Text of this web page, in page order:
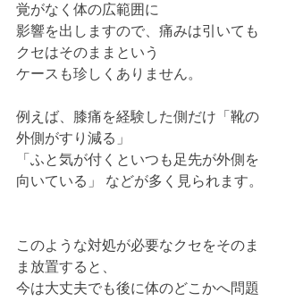
覚がなく体の広範囲に
影響を出しますので、痛みは引いても
クセはそのままという
ケースも珍しくありません。
例えば、膝痛を経験した側だけ「靴の
外側がすり減る」
「ふと気が付くといつも足先が外側を
向いている」 などが多く見られます。
このような対処が必要なクセをそのま
ま放置すると、
今は大丈夫でも後に体のどこかへ問題